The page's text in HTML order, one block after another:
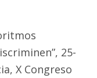
25-
X Congreso